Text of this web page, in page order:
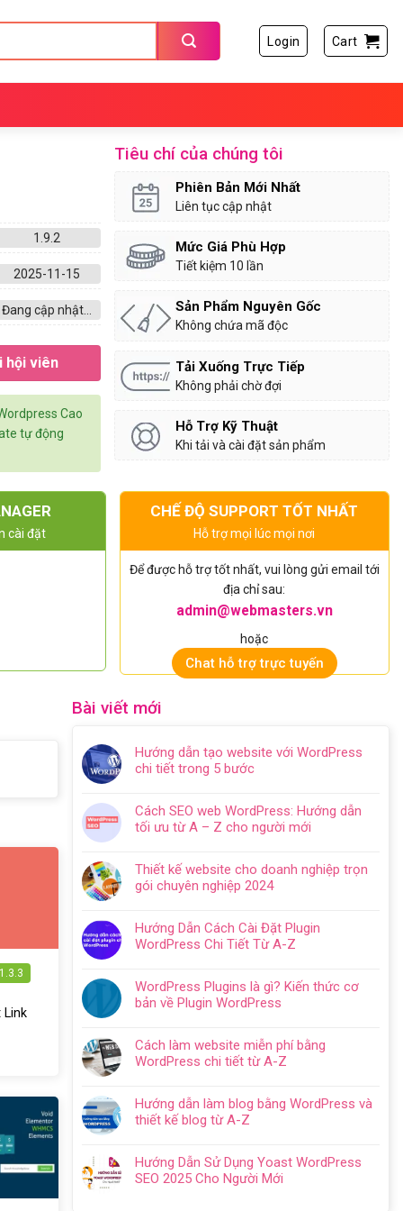
Login Cart
1.9.2
2025-11-15
Đang cập nhật...
hội viên
Cao
tự động
Tiêu chí của chúng tôi
Phiên Bản Mới Nhất
Liên tục cập nhật
Mức Giá Phù Hợp
Tiết kiệm 10 lần
Sản Phẩm Nguyên Gốc
Không chứa mã độc
Tải Xuống Trực Tiếp
Không phải chờ đợi
Hỗ Trợ Kỹ Thuật
Khi tải và cài đặt sản phẩm
cài đặt
CHẾ ĐỘ SUPPORT TỐT NHẤT
Hỗ trợ mọi lúc mọi nơi
Để được hỗ trợ tốt nhất, vui lòng gửi email tới
địa chỉ sau:
admin@webmasters.vn
hoặc
Chat hỗ trợ trực tuyến
1.3.3
Link
Bài viết mới
Hướng dẫn tạo website với WordPress
chi tiết trong 5 bước
bình
luận
Hướng
dẫn
tạo
với
WordPress
tiết
trong
5
Cách SEO web WordPress: Hướng dẫn
tối ưu từ A – Z cho người mới
bình
luận
Cách
SEO
Hướng
dẫn
ưu
từ
A
Z
cho
Thiết kế website cho doanh nghiệp trọn
gói chuyên nghiệp 2024
bình
luận
Thiết
kế
doanh
nghiệp
gói
chuyên
nghiệp
Hướng Dẫn Cách Cài Đặt Plugin
WordPress Chi Tiết Từ A-Z
bình
luận
Hướng
Dẫn
Đặt
Plugin
Chi
Tiết
Từ
WordPress Plugins là gì? Kiến thức cơ
bản về Plugin WordPress
bình
luận
WordPress
Plugins
Kiến
thức
Cách làm website miễn phí bằng
WordPress chi tiết từ A-Z
bình
luận
Cách
làm
Hướng dẫn làm blog bằng WordPress và
thiết kế blog từ A-Z
bình
luận
Hướng Dẫn Sử Dụng Yoast WordPress
SEO 2025 Cho Người Mới